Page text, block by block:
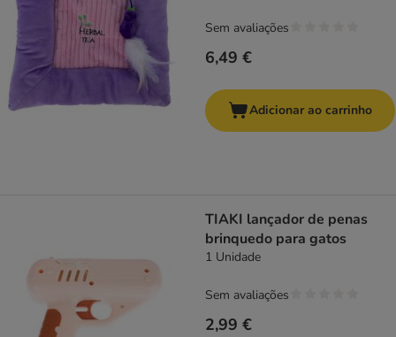
6,49 €
Sem avaliações
Adicionar ao carrinho
TIAKI lançador de penas
brinquedo para gatos
1 Unidade
2,99 €
Sem avaliações